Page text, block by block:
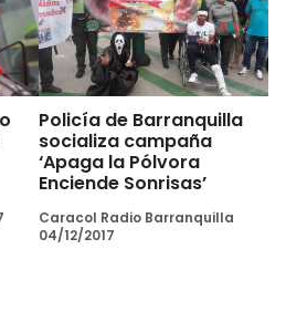
Policía de Barranquilla
socializa campaña
‘Apaga la Pólvora
Enciende Sonrisas’
Caracol Radio Barranquilla
04/12/2017